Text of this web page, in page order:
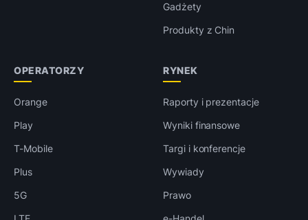
Gadżety
Produkty z Chin
OPERATORZY
Orange
Play
T-Mobile
Plus
5G
RYNEK
Raporty i prezentacje
Wyniki finansowe
Targi i konferencje
Wywiady
Prawo